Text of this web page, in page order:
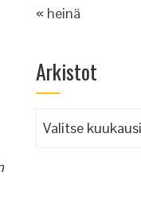
« heinä
Arkistot
Arkistot